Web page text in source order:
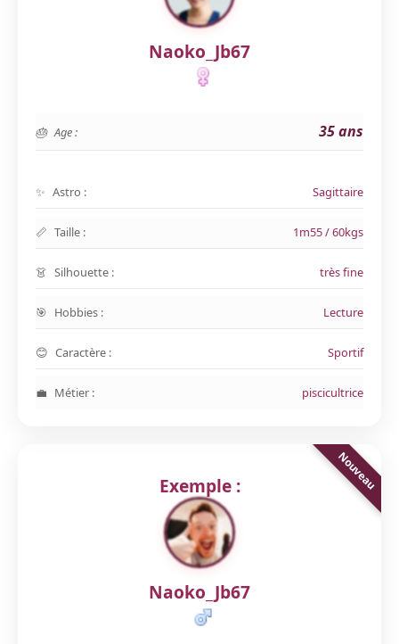
Naoko_Jb67
Age : 35 ans
Astro : Sagittaire
Taille : 1m55 / 60kgs
Silhouette : très fine
Hobbies : Lecture
Caractère : Sportif
Métier : piscicultrice
Exemple :
Naoko_Jb67